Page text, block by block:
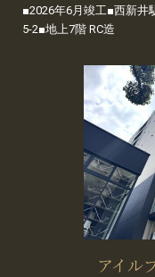
■2026年6月竣工■西新井
5-2■地上7階 RC造
アイル